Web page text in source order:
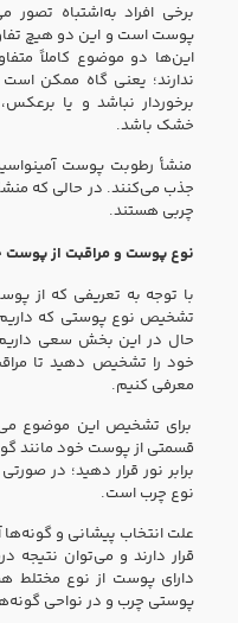
برخی افراد به‌اشتباه
پوست است و این دو هیچ
این‌ها دو موضوع کاملاً
ندارند؛ یعنی گاه ممکن
برخوردار نباشد و یا
خشک باشد.
منشأ رطوبت پوست
جذب می‌کنند. در حالی که
چربی هستند.
نوع پوست و مراقبت از پوست
با توجه به تعریفی که از
تشخیص نوع پوستی که
حال در این بخش سعی داریم
خود را تشخیص دهید تا
معرفی کنیم.
برای تشخیص این موضوع
قسمتی از پوست خود مانند
برابر نور قرار دهید؛ در
نوع چرب است.
علت انتخاب پیشانی و
قرار دارند و می‌توان نتیجه
دارای پوست از نوع مختلط
پوستی چرب و در نواحی